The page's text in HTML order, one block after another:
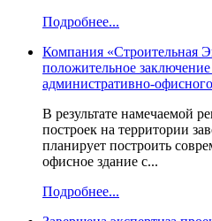
Подробнее...
Компания «Строительная
положительное
административно-
В результате намечаемой
построек на территории
планирует построить
офисное здание с...
Подробнее...